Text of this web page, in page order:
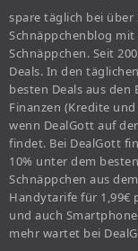
spare täglich bei über
Schnäppchenblog
Schnäppchen. Seit
Deals. In den
besten Deals aus
Finanzen (Kredite
wenn DealGott auf
findet. Bei DealGott
10% unter dem
Schnäppchen aus
Handytarife für 1,99€
und auch
mehr wartet bei